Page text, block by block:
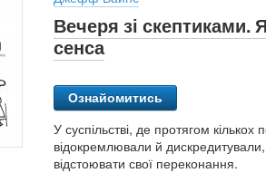
Вечеря зі скептиками.
сенса
Ознайомитись
У суспільстві, де протягом кількох
відокремлювали й
відстоювати свої переконання.